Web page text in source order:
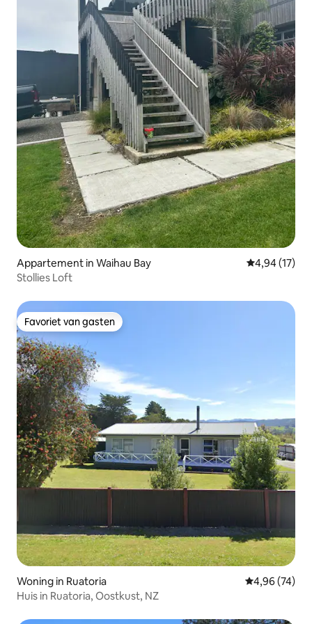
Appartement in Waihau Bay Gemiddelde
4,94 (17)
Stollies Loft
Favoriet van gasten
Favoriet van gasten
Woning in Ruatoria Gemiddelde
4,96 (74)
Huis in Ruatoria, Oostkust, NZ